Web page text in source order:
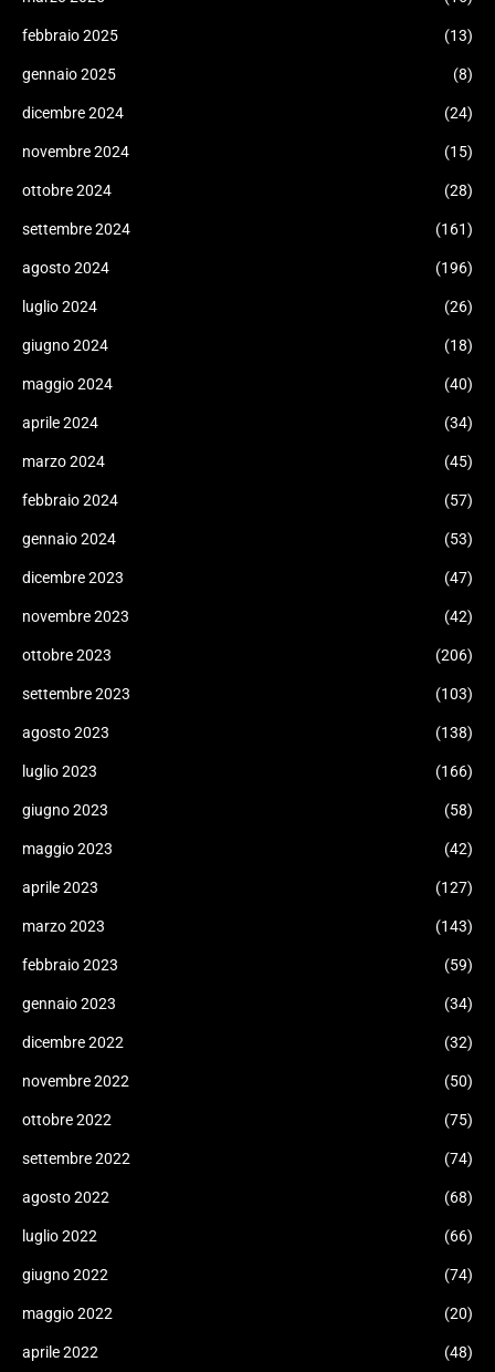
febbraio 2025 (13)
gennaio 2025 (8)
dicembre 2024 (24)
novembre 2024 (15)
ottobre 2024 (28)
settembre 2024 (161)
agosto 2024 (196)
luglio 2024 (26)
giugno 2024 (18)
maggio 2024 (40)
aprile 2024 (34)
marzo 2024 (45)
febbraio 2024 (57)
gennaio 2024 (53)
dicembre 2023 (47)
novembre 2023 (42)
ottobre 2023 (206)
settembre 2023 (103)
agosto 2023 (138)
luglio 2023 (166)
giugno 2023 (58)
maggio 2023 (42)
aprile 2023 (127)
marzo 2023 (143)
febbraio 2023 (59)
gennaio 2023 (34)
dicembre 2022 (32)
novembre 2022 (50)
ottobre 2022 (75)
settembre 2022 (74)
agosto 2022 (68)
luglio 2022 (66)
giugno 2022 (74)
maggio 2022 (20)
aprile 2022 (48)